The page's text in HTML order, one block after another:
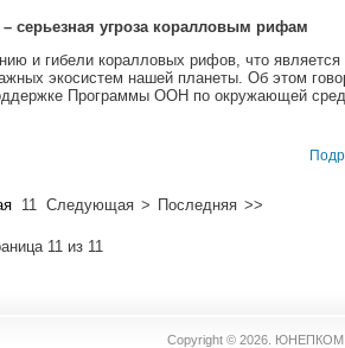
– серьезная угроза коралловым рифам
и гибели коралловых рифов, что является
экосистем нашей планеты. Об этом
Программы ООН по окружающей
11 Следующая > Последняя >>
11 из 11
Copyright © 2026. ЮНЕПКОМ